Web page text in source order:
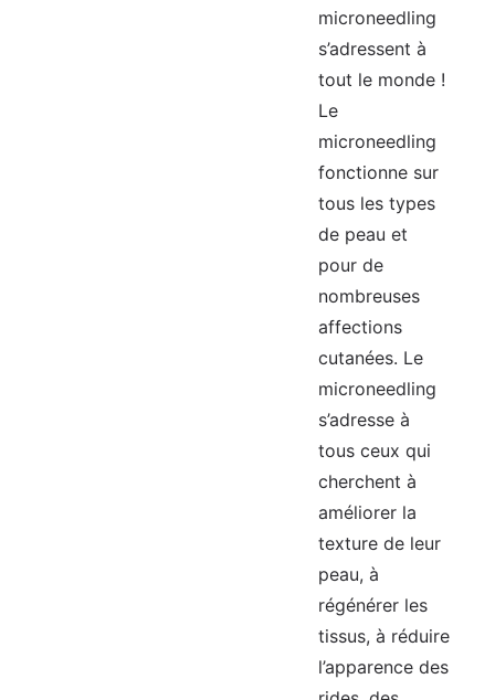
microneedling
s’adressent à
tout le monde !
Le
microneedling
fonctionne sur
tous les types
de peau et
pour de
nombreuses
affections
cutanées. Le
microneedling
s’adresse à
tous ceux qui
cherchent à
améliorer la
texture de leur
peau, à
régénérer les
tissus, à réduire
l’apparence des